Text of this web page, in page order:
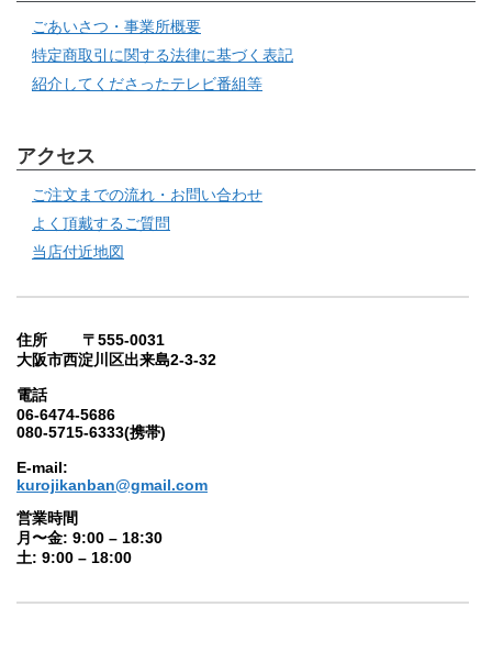
ごあいさつ・事業所概要
特定商取引に関する法律に基づく表記
紹介してくださったテレビ番組等
アクセス
ご注文までの流れ・お問い合わせ
よく頂戴するご質問
当店付近地図
住所 〒555-0031
大阪市西淀川区出来島2-3-32
電話
06-6474-5686
080-5715-6333(携帯)
E-mail:
kurojikanban@gmail.com
営業時間
月〜金: 9:00 – 18:30
土: 9:00 – 18:00